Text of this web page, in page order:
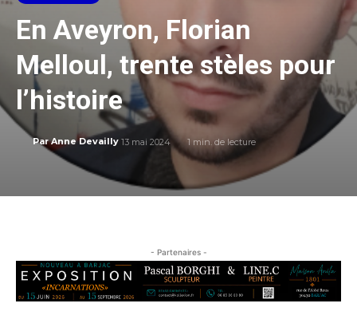
En Aveyron, Florian
Melloul, trente stèles pour
l’histoire
Par Anne Devailly 13 mai 2024 1 min. de lecture
- Partenaires -